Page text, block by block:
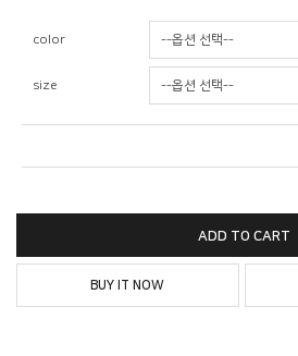
color
size
ADD TO CART
BUY IT NOW